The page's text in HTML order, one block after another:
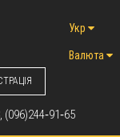
Укр
Валюта